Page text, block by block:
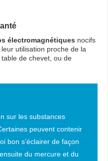
électromagnétiques nocifs
utilisation proche de la
de chevet, ou de
sur les substances
peuvent contenir
bon s’éclairer de façon
du mercure et du